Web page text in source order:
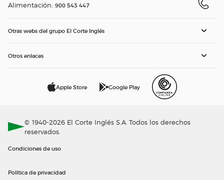
Alimentación: 900 543 447
Otras webs del grupo El Corte Inglés
Otros enlaces
Apple Store Google Play
© 1940-2026 El Corte Inglés S.A. Todos los derechos
reservados.
Condiciones de uso
Política de privacidad